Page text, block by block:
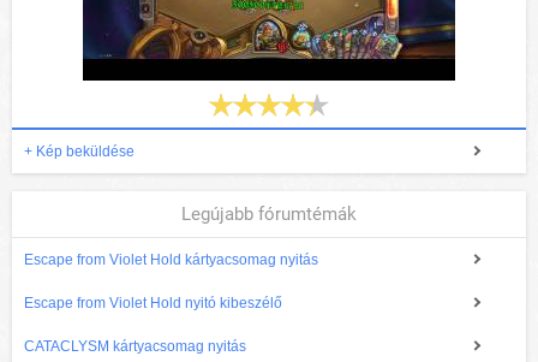
+ Kép beküldése
Legújabb fórumtémák
Escape from Violet Hold kártyacsomag nyitás
Escape from Violet Hold nyitó kibeszélő
CATACLYSM kártyacsomag nyitás